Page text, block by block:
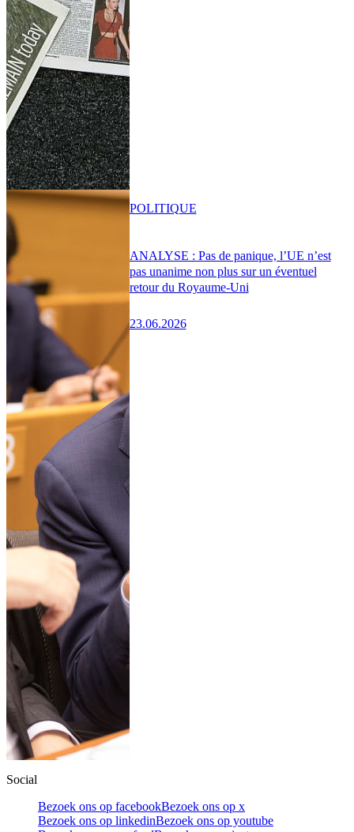
ANALYSE : Pas de panique, l’UE n’est
pas unanime non plus sur un éventuel
retour du Royaume-Uni
23.06.2026
POLITIQUE
Social
Bezoek ons op facebookBezoek ons op x
Bezoek ons op linkedinBezoek ons op youtube